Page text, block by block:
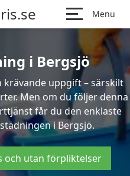
Menu
i Bergsjö
uppgift – särskilt
Men om du följer denna
får du den enklaste
i Bergsjö.
och utan förpliktelser